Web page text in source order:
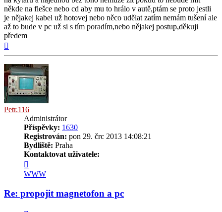
někde na flešce nebo cd aby mu to hrálo v autě,ptám se proto jestli
je nějakej kabel už hotovej nebo něco udělat zatím nemám tušení ale
až to bude v pc už si s tím poradím,nebo nějakej postup,děkuji
předem
Petr.116
Administrátor
Příspěvky: 1630
Registrován: pon 29. črc 2013 14:08:21
Bydliště: Praha
Kontaktovat uživatele:
uživatele
Petr.116
WWW
Re: propojit magnetofon a pc